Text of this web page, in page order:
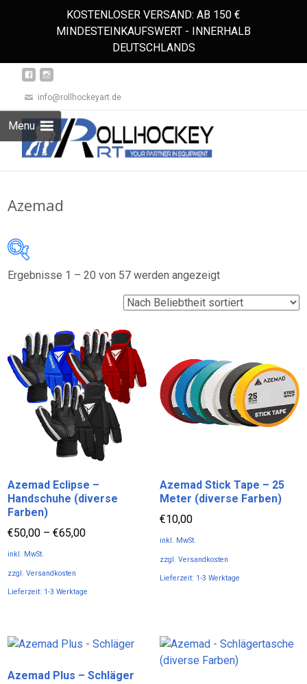
KOSTENLOSER VERSAND: AB 150 €
MINDESTEINKAUFSWERT - INNERHALB
DEUTSCHLANDS
info@rollhockeyart.de
Menu
Azemad
Ergebnisse 1 – 20 von 57 werden angezeigtNach
sortiert
Azemad Eclipse –
Handschuhe (diverse
Farben)
€50,00 –€65,00
inkl. MwSt.
zzgl.Versandkosten
Lieferzeit: 1-3 Werktage
weist
Varianten
Azemad Stick Tape – 25
Meter (diverse Farben)
€10,00
inkl. MwSt.
zzgl. Versandkosten
Lieferzeit: 1-3 Werktage
mehrere
Varianten
Azemad Plus – Schläger